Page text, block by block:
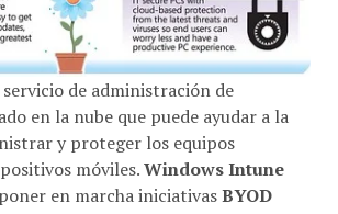
de administración de
en la nube que puede ayudar a la
y proteger los equipos
móviles.Windows Intune
en marcha iniciativasBYOD